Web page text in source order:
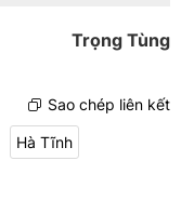
Trọng Tùng
Sao chép liên kết
Hà Tĩnh